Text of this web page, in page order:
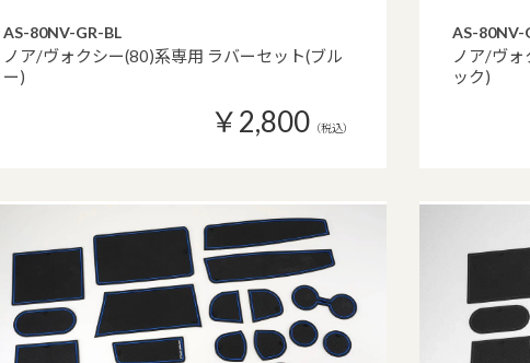
AS-80NV-GR-BL
ノア/ヴォクシー(80)系専用 ラバーセット(ブル
ー)
￥2,800 （税込）
AS-80NV-
ノア/ヴォ
ック)